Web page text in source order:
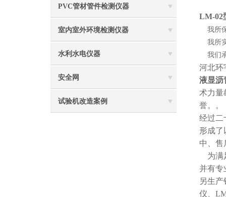
PVC管材管件检测仪器
室内室外环境检测仪器
水利水电仪器
安全网
试验机改造案例
LM-02
我所
我所
我们
河北环
液显沥
术力量
誉。。
经过二
形成了
中、售
为满
并有专
另生产
仪、